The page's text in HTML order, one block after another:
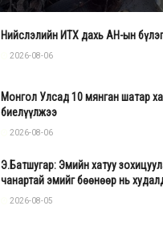
Нийслэлийн ИТХ дахь АН-ын
2026-08-06
Монгол Улсад 10 мянган шатар
биелүүлжээ
2026-08-06
Э.Батшугар: Эмийн хатуу
чанартай эмийг бөөнөөр нь
2026-08-05